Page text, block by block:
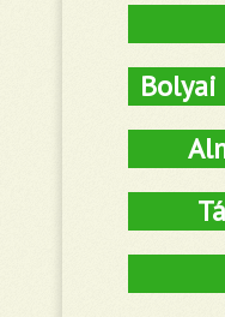
Bolyai